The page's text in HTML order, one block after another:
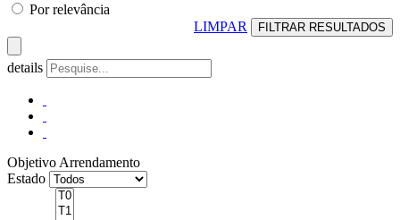
Por relevância
LIMPAR
details
Objetivo Arrendamento
Estado